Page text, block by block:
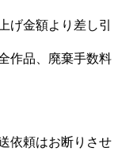
げ金額より差し引
作品、廃棄手数料
依頼はお断りさせ